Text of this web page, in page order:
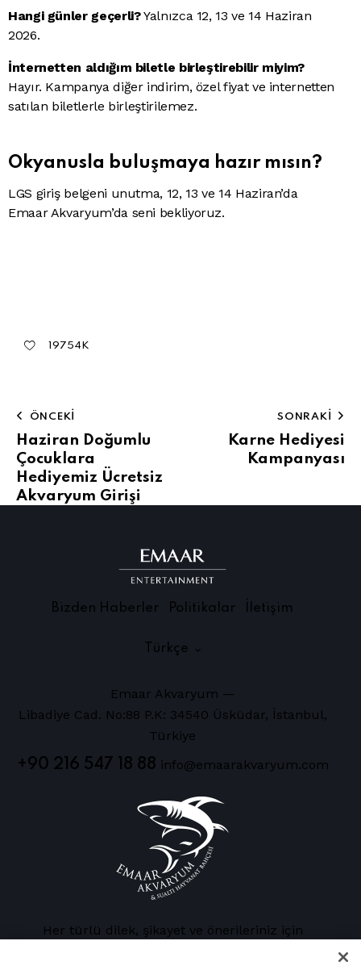
Hangi günler geçerli?Yalnızca 12, 13 ve 14 Haziran
2026.
İnternetten aldığım biletle birleştirebilir miyim?
Hayır. Kampanya diğer indirim, özel fiyat ve internetten
satılan biletlerle birleştirilemez.
Okyanusla buluşmaya hazır mısın?
LGS giriş belgeni unutma, 12, 13 ve 14 Haziran’da
Emaar Akvaryum’da seni bekliyoruz.
19754K
ÖNCEKI
Haziran Doğumlu
Çocuklara
Hediyemiz Ücretsiz
Akvaryum Girişi
SONRAKI
Karne Hediyesi
Kampanyası
Bizden Haberler Politikalar İletişim
Türkçe
Emaar Akvaryum —
Libadiye Cad. No:88 P.K: 34540 Üsküdar, İstanbul,
Türkiye
+90 216 547 18 88 info@emaarakvaryum.com
Her türlü dilek, şikayet ve önerileriniz için